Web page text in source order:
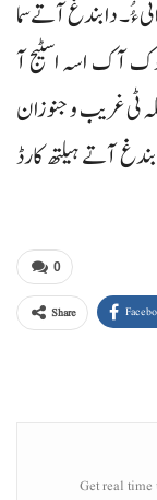
ءُُ۔ دا بندغ آتے سما
آک اسہ اسٹیج آ
ٹی غریب و جنوزان
آتے ہیلتھ کارڈ
0
Share
Get real time